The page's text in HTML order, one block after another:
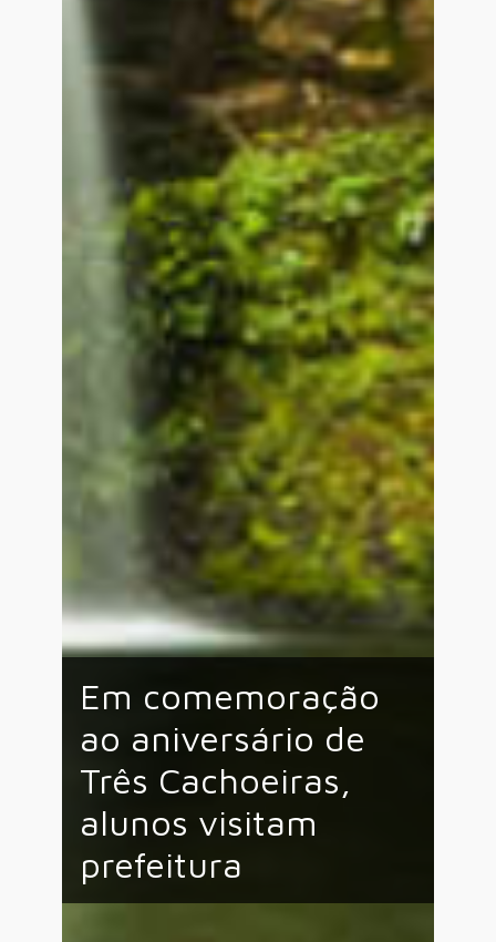
Em comemoração
ao aniversário de
Três Cachoeiras,
alunos visitam
prefeitura